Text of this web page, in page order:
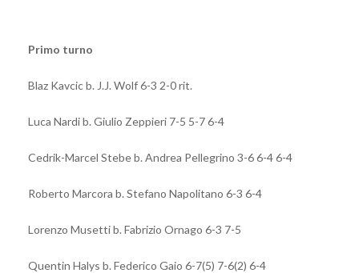
Primo turno
Blaz Kavcic b. J.J. Wolf 6-3 2-0 rit.
Luca Nardi b. Giulio Zeppieri 7-5 5-7 6-4
Cedrik-Marcel Stebe b. Andrea Pellegrino 3-6 6-4 6-4
Roberto Marcora b. Stefano Napolitano 6-3 6-4
Lorenzo Musetti b. Fabrizio Ornago 6-3 7-5
Quentin Halys b. Federico Gaio 6-7(5) 7-6(2) 6-4